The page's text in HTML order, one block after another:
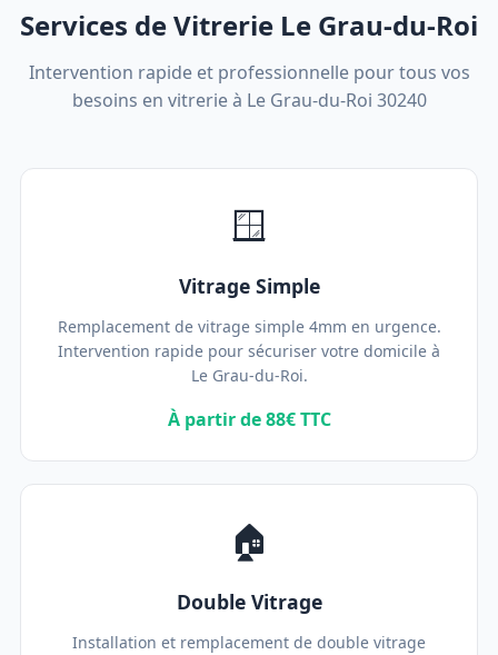
Services de Vitrerie Le Grau-du-Roi
Intervention rapide et professionnelle pour tous vos
besoins en vitrerie à Le Grau-du-Roi 30240
🪟
Vitrage Simple
Remplacement de vitrage simple 4mm en urgence.
Intervention rapide pour sécuriser votre domicile à
Le Grau-du-Roi.
À partir de 88€ TTC
🏠
Double Vitrage
Installation et remplacement de double vitrage